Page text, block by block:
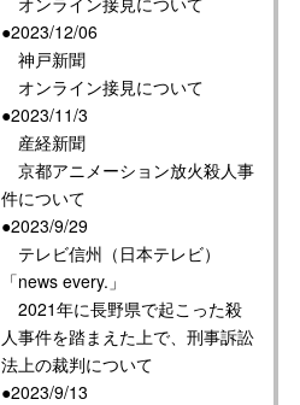
●2023/12/06
神戸新聞
オンライン接見について
●2023/11/3
産経新聞
京都アニメーション放火殺人事
件について
●2023/9/29
テレビ信州（日本テレビ）
「news every.」
2021年に長野県で起こった殺
人事件を踏まえた上で、刑事訴訟
法上の裁判について
●2023/9/13